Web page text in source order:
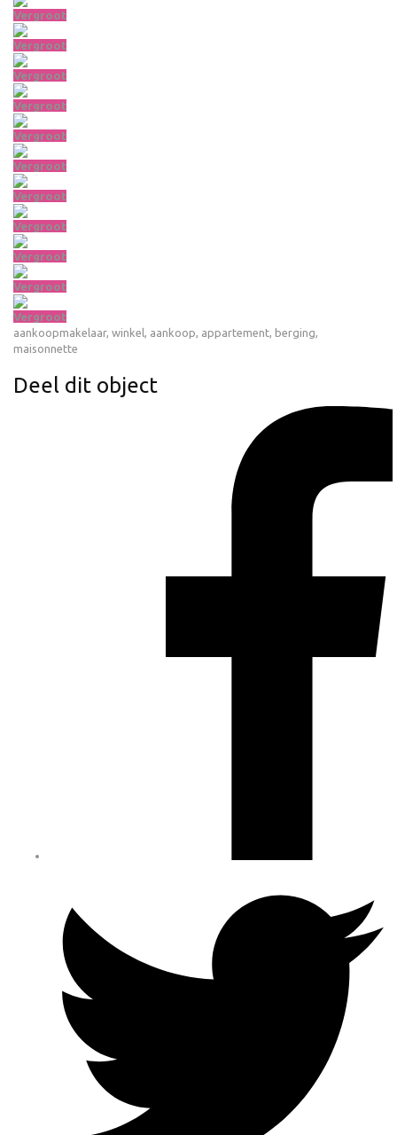
Vergroot
Vergroot
Vergroot
Vergroot
Vergroot
Vergroot
Vergroot
Vergroot
Vergroot
Vergroot
Vergroot
aankoopmakelaar, winkel , aankoop, appartement, berging,
maisonnette
Deel dit object